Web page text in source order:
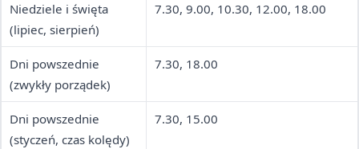
Niedziele i święta
(lipiec, sierpień)
7.30, 9.00, 10.30, 12.00, 18.00
Dni powszednie
(zwykły porządek)
7.30, 18.00
Dni powszednie
(styczeń, czas kolędy)
7.30, 15.00